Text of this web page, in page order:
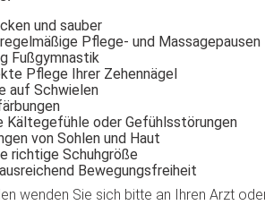
und sauber
Pflege- und Massagepausen
Fußgymnastik
Pflege Ihrer Zehennägel
auf Schwielen
Kältegefühle oder Gefühlsstörungen
von Sohlen und Haut
richtige Schuhgröße
Bewegungsfreiheit
wenden Sie sich bitte an Ihren Arzt